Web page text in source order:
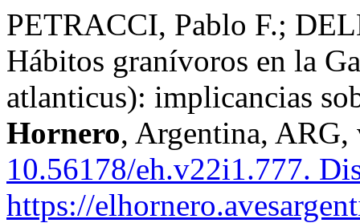
PETRACCI, Pablo F.;
Hábitos granívoros en la
atlanticus): implicancias
Hornero, Argentina,
10.56178/eh.v22i1.777.
https://